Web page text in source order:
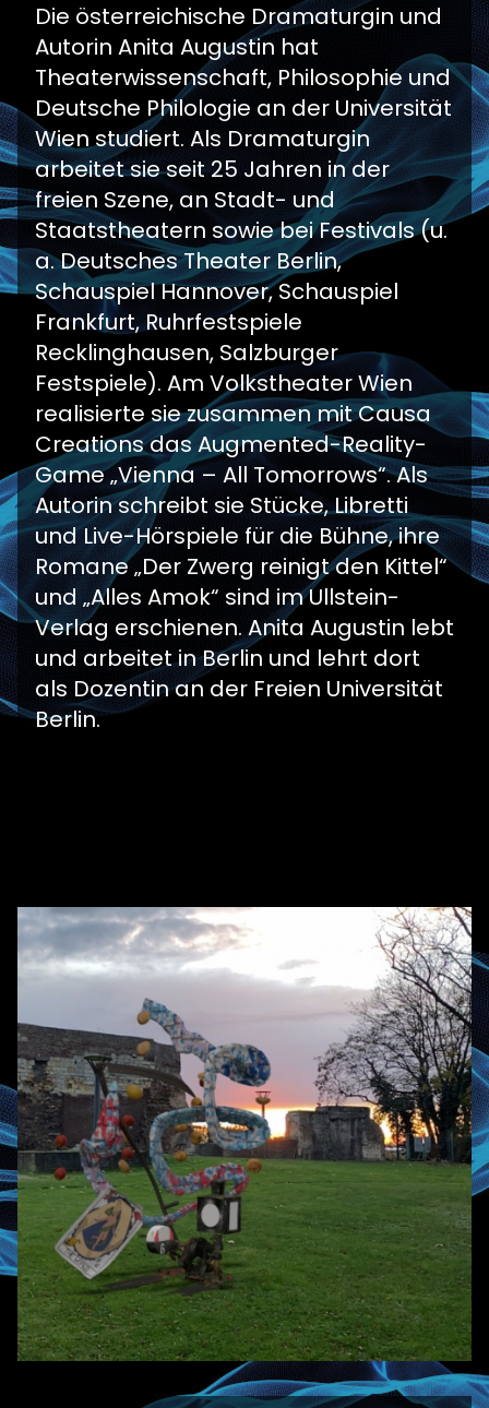
Die österreichische Dramaturgin und
Autorin Anita Augustin hat
Theaterwissenschaft, Philosophie und
Deutsche Philologie an der Universität
Wien studiert. Als Dramaturgin
arbeitet sie seit 25 Jahren in der
freien Szene, an Stadt- und
Staatstheatern sowie bei Festivals (u.
a. Deutsches Theater Berlin,
Schauspiel Hannover, Schauspiel
Frankfurt, Ruhrfestspiele
Recklinghausen, Salzburger
Festspiele). Am Volkstheater Wien
realisierte sie zusammen mit Causa
Creations das Augmented-Reality-
Game „Vienna – All Tomorrows“. Als
Autorin schreibt sie Stücke, Libretti
und Live-Hörspiele für die Bühne, ihre
Romane „Der Zwerg reinigt den Kittel“
und „Alles Amok“ sind im Ullstein-
Verlag erschienen. Anita Augustin lebt
und arbeitet in Berlin und lehrt dort
als Dozentin an der Freien Universität
Berlin.